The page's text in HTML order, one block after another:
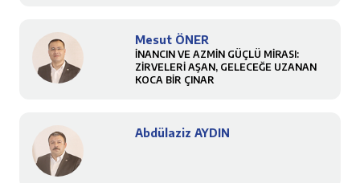
Mesut ÖNER
İNANCIN VE AZMİN GÜÇLÜ MİRASI:
ZİRVELERİ AŞAN, GELECEĞE UZANAN
KOCA BİR ÇINAR
Abdülaziz AYDIN